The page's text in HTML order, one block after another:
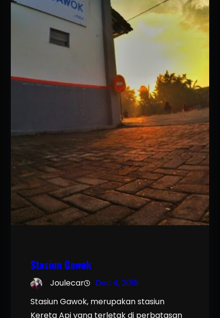
Stasiun Gawok
Joulecar
Dec 4, 2015
Stasiun Gawok, merupakan stasiun
Kereta Api yang terletak di perbatasan